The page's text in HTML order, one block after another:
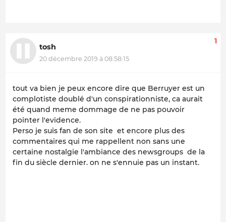
tosh
20 décembre 2019 à 08:58:15
1
tout va bien je peux encore dire que Berruyer est un
complotiste doublé d'un conspirationniste, ca aurait
été quand meme dommage de ne pas pouvoir
pointer l'evidence.
Perso je suis fan de son site et encore plus des
commentaires qui me rappellent non sans une
certaine nostalgie l'ambiance des newsgroups de la
fin du siècle dernier. on ne s'ennuie pas un instant.